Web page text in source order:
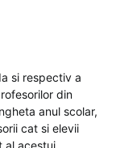
si respectiv a
din
anul scolar,
cat si elevii
al acestui